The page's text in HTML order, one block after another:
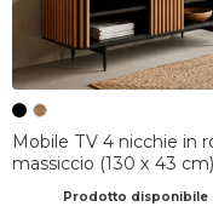
Mobile TV 4 nicchie in
massiccio (130 x 43 cm)
Prodotto disponibile